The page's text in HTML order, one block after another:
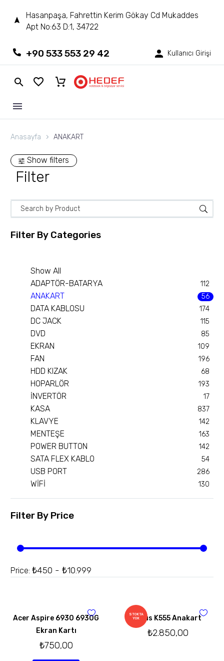
Hasanpaşa, Fahrettin Kerim Gökay Cd Mukaddes
Apt No:63 D:1, 34722
+90 533 553 29 42 Kullanıcı Girişi
Anasayfa ANAKART
Show filters
Filter
Filter By Categories
Show All
ADAPTÖR-BATARYA
112
ANAKART 56
DATA KABLOSU 174
DC JACK 115
DVD 85
EKRAN 109
FAN 196
HDD KIZAK 68
HOPARLÖR 193
İNVERTÖR 17
KASA 837
KLAVYE 142
MENTEŞE 163
POWER BUTTON 142
SATA FLEX KABLO 54
USB PORT 286
WİFİ 130
Filter By Price
Price: ₺450 - ₺10.999
Acer Aspire 6930 6930G
Ekran Kartı
₺750,00
STOKTA
YOK
Asus K555 Anakart
₺2.850,00